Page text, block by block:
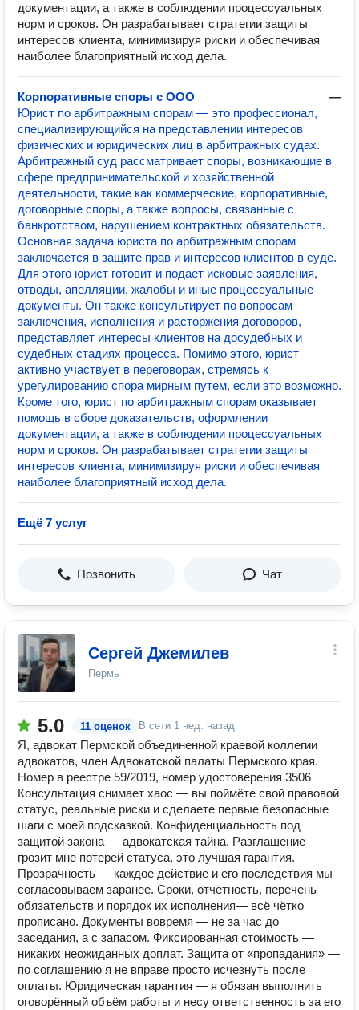
документации, а также в соблюдении процессуальных
норм и сроков. Он разрабатывает стратегии защиты
интересов клиента, минимизируя риски и обеспечивая
наиболее благоприятный исход дела.
Корпоративные споры с ООО
—
Юрист по арбитражным спорам — это профессионал,
специализирующийся на представлении интересов
физических и юридических лиц в арбитражных судах.
Арбитражный суд рассматривает споры, возникающие в
сфере предпринимательской и хозяйственной
деятельности, такие как коммерческие, корпоративные,
договорные споры, а также вопросы, связанные с
банкротством, нарушением контрактных обязательств.
Основная задача юриста по арбитражным спорам
заключается в защите прав и интересов клиентов в суде.
Для этого юрист готовит и подает исковые заявления,
отводы, апелляции, жалобы и иные процессуальные
документы. Он также консультирует по вопросам
заключения, исполнения и расторжения договоров,
представляет интересы клиентов на досудебных и
судебных стадиях процесса. Помимо этого, юрист
активно участвует в переговорах, стремясь к
урегулированию спора мирным путем, если это возможно.
Кроме того, юрист по арбитражным спорам оказывает
помощь в сборе доказательств, оформлении
документации, а также в соблюдении процессуальных
норм и сроков. Он разрабатывает стратегии защиты
интересов клиента, минимизируя риски и обеспечивая
наиболее благоприятный исход дела.
Ещё 7 услуг
Позвонить Чат
Сергей Джемилев
Пермь
5.0 11 оценок В сети 1 нед. назад
Я, адвокат Пермской объединенной краевой коллегии
адвокатов, член Адвокатской палаты Пермского края.
Номер в реестре 59/2019, номер удостоверения 3506
Консультация снимает хаос — вы поймёте свой правовой
статус, реальные риски и сделаете первые безопасные
шаги с моей подсказкой. Конфиденциальность под
защитой закона — адвокатская тайна. Разглашение
грозит мне потерей статуса, это лучшая гарантия.
Прозрачность — каждое действие и его последствия мы
согласовываем заранее. Сроки, отчётность, перечень
обязательств и порядок их исполнения— всё чётко
прописано. Документы вовремя — не за час до
заседания, а с запасом. Фиксированная стоимость —
никаких неожиданных доплат. Защита от «пропадания» —
по соглашению я не вправе просто исчезнуть после
оплаты. Юридическая гарантия — я обязан выполнить
оговорённый объём работы и несу ответственность за его